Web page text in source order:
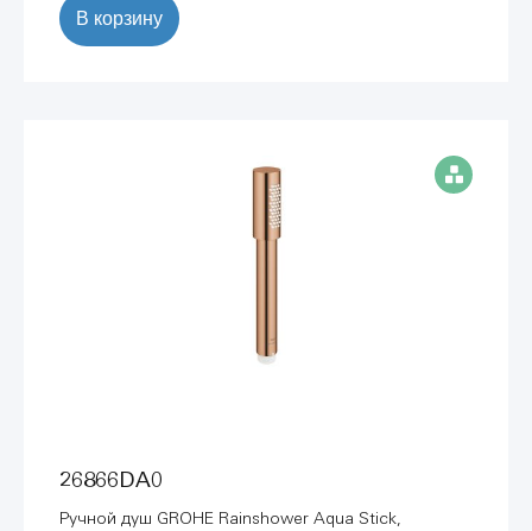
В корзину
26866DA0
Ручной душ GROHE Rainshower Aqua Stick,